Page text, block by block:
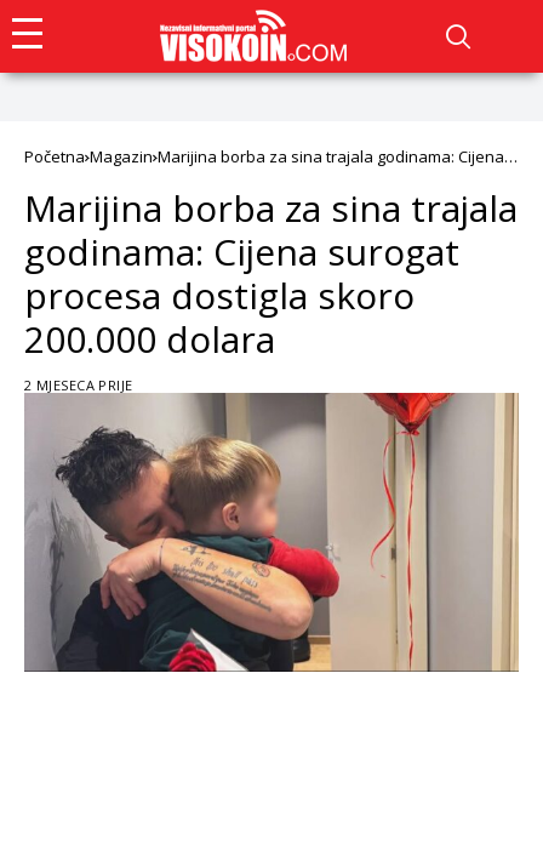
Početna Magazin Marijina borba za sina trajala godinama: Cijena
Marijina borba za sina trajala
godinama: Cijena surogat
procesa dostigla skoro
200.000 dolara
2 MJESECA PRIJE